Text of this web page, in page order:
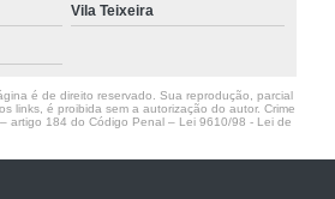
Vila Teixeira
é de direito reservado. Sua reprodução, parcial
links, é proibida sem a autorização do autor. Crime
artigo 184 do Código Penal – Lei 9610/98 - Lei de